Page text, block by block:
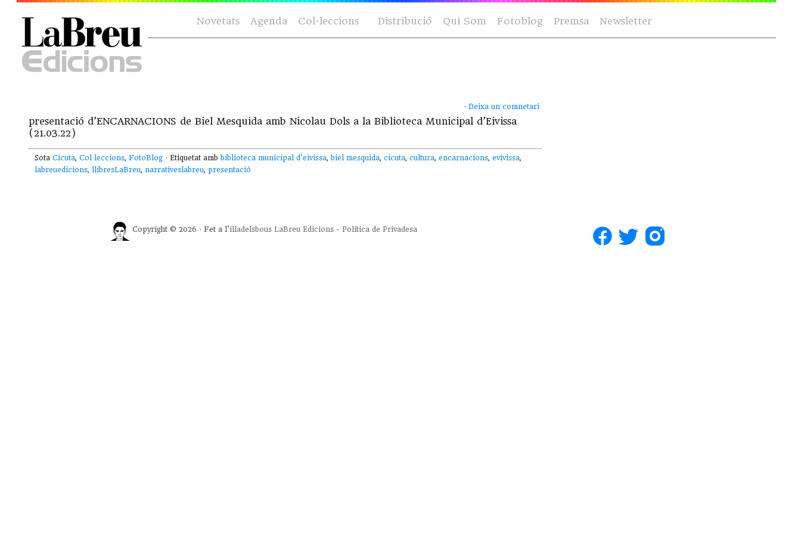
Novetats Agenda Col·leccions Distribució Qui Som Fotoblog Premsa Newsletter
· Deixa un comnetari
presentació d’ENCARNACIONS de Biel Mesquida amb Nicolau Dols a la Biblioteca Municipal d’Eivissa
(21.03.22)
Sota Cicuta, Col·leccions, FotoBlog · Etiquetat amb biblioteca municipal d'eivissa, biel mesquida, cicuta, cultura, encarnacions, evivissa,
labreuedicions, llibresLaBreu, narrativeslabreu, presentació
Copyright © 2026 · Fet a l'illadelsbous LaBreu Edicions - Política de Privadesa